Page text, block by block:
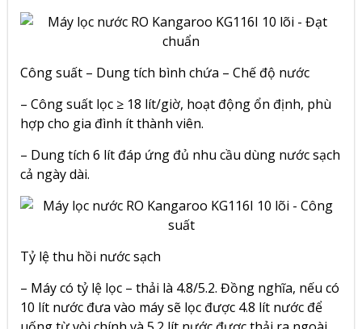
Công suất – Dung tích bình chứa – Chế độ nước
– Công suất lọc ≥ 18 lít/giờ, hoạt động ổn định, phù
hợp cho gia đình ít thành viên.
– Dung tích 6 lít đáp ứng đủ nhu cầu dùng nước sạch
cả ngày dài.
Tỷ lệ thu hồi nước sạch
– Máy có tỷ lệ lọc – thải là 4.8/5.2. Đồng nghĩa, nếu có
10 lít nước đưa vào máy sẽ lọc được 4.8 lít nước để